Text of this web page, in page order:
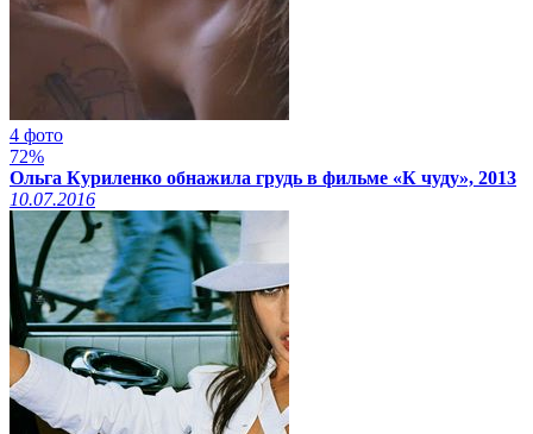
4 фото
72%
Ольга Куриленко обнажила грудь в фильме «К чуду», 2013
10.07.2016